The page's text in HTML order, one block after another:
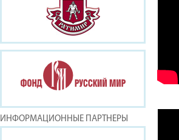
ИНФОРМАЦИОННЫЕ ПАРТНЕРЫ